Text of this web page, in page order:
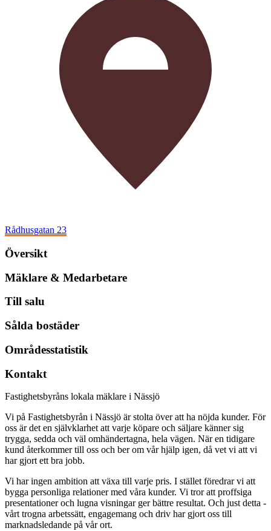
Rådhusgatan 23
Översikt
Mäklare & Medarbetare
Till salu
Sålda bostäder
Områdesstatistik
Kontakt
Fastighetsbyråns lokala mäklare i Nässjö
Vi på Fastighetsbyrån i Nässjö är stolta över att ha nöjda kunder. För
oss är det en självklarhet att varje köpare och säljare känner sig
trygga, sedda och väl omhändertagna, hela vägen. När en tidigare
kund återkommer till oss och ber om vår hjälp igen, då vet vi att vi
har gjort ett bra jobb.
Vi har ingen ambition att växa till varje pris. I stället föredrar vi att
bygga personliga relationer med våra kunder. Vi tror att proffsiga
presentationer och lugna visningar ger bättre resultat. Och just detta -
vårt trogna arbetssätt, engagemang och driv har gjort oss till
marknadsledande på vår ort.